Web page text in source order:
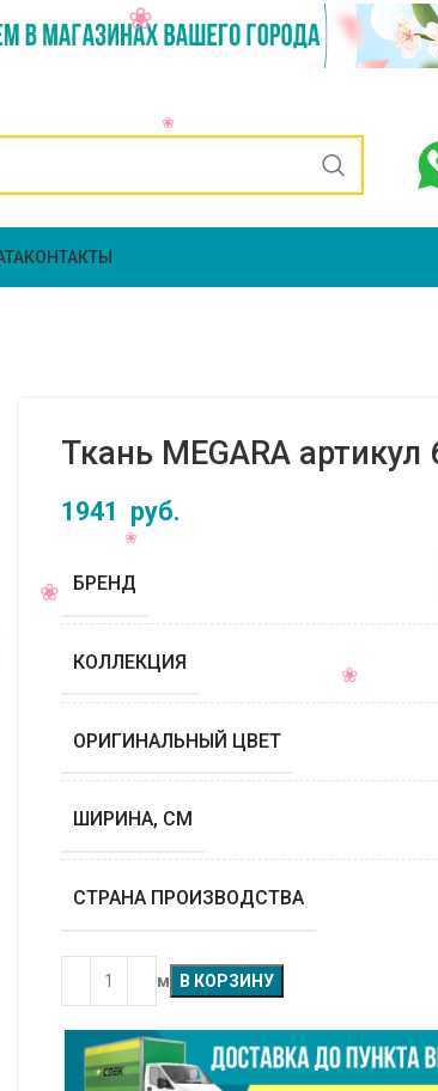
КОНТАКТЫ
Ткань MEGARA артикул
1941 руб.
БРЕНД
КОЛЛЕКЦИЯ
ОРИГИНАЛЬНЫЙ ЦВЕТ
ШИРИНА, СМ
СТРАНА ПРОИЗВОДСТВА
м В КОРЗИНУ